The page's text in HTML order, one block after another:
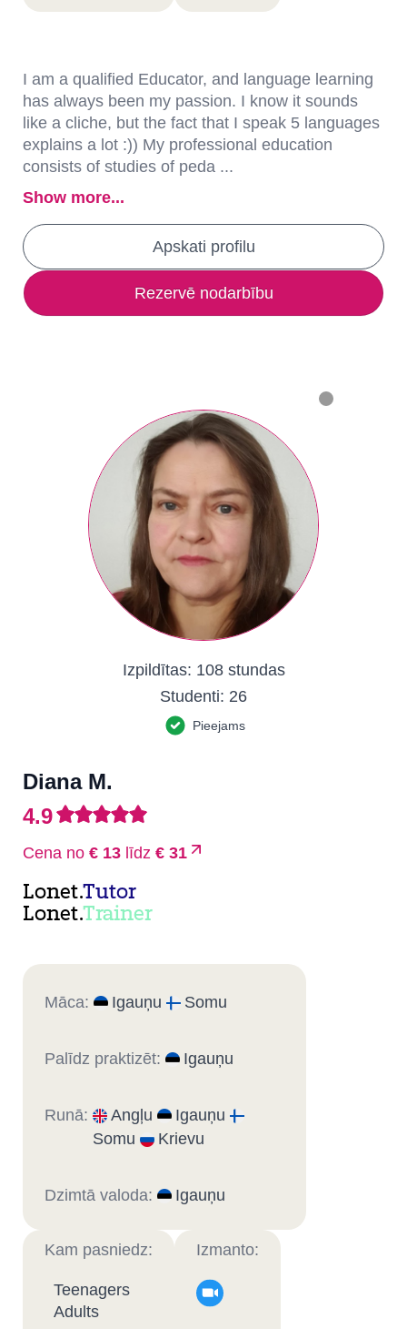
I am a qualified Educator, and language learning
has always been my passion. I know it sounds
like a cliche, but the fact that I speak 5 languages
explains a lot :)) My professional education
consists of studies of peda ...
Show more...
Apskati profilu
Rezervē nodarbību
Izpildītas: 108 stundas
Studenti: 26
Pieejams
Diana M.
4.9
Cena no € 13 līdz € 31
Lonet.Tutor
Lonet.Trainer
Māca: Igauņu Somu
Palīdz praktizēt: Igauņu
Runā: Angļu
Igauņu
Somu
Krievu
Dzimtā valoda: Igauņu
Kam pasniedz:
Teenagers
Adults
Izmanto: